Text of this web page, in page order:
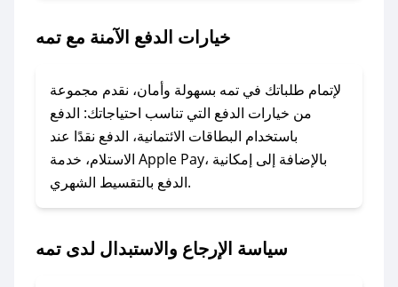
لا تقلق! يمكنك التواصل مع فريق دعم صحصح عبر
وسنقوم بحل المشكلة في أسرع وقت ممكن.
### ماذا أفعل إذا لم أجد كود خصم لمتجري
المفضل؟
في حال عدم توفر كوبونات لمتجرك المفضل، يمكنك
مراسلتنا مباشرة وسنعمل على توفير الكوبونات في
خيارات الدفع الآمنة مع تمه
لإتمام طلباتك في تمه بسهولة وأمان، نقدم مجموعة
من خيارات الدفع التي تناسب احتياجاتك: الدفع
باستخدام البطاقات الائتمانية، الدفع نقدًا عند
الاستلام، خدمة Apple Pay، بالإضافة إلى إمكانية
الدفع بالتقسيط الشهري.
سياسة الإرجاع والاستبدال لدى تمه